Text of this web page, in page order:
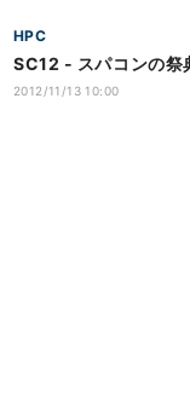
HPC
SC12 - スパコンの祭
2012/11/13 10:00